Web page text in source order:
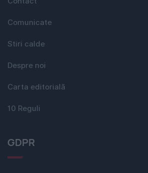
Comunicate
Stiri calde
Despre noi
Carta editorială
10 Reguli
GDPR